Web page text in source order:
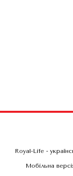
Royal-Life -
Мобільна